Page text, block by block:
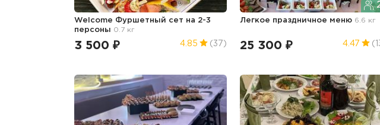
Welcome Фуршетный сет на 2-3
персоны 0.7 кг
3 500 ₽ 4.85 (37)
Легкое праздничное меню 6.6 кг
25 300 ₽ 4.47